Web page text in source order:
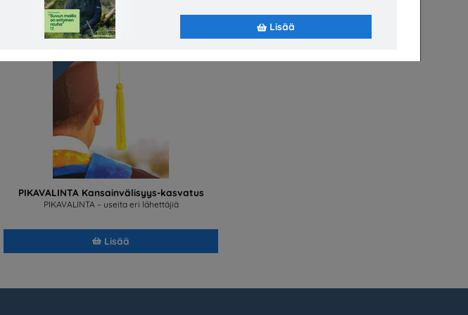
Lisää
PIKAVALINTA Kansainvälisyys-kasvatus
PIKAVALINTA – useita eri lähettäjiä
Lisää